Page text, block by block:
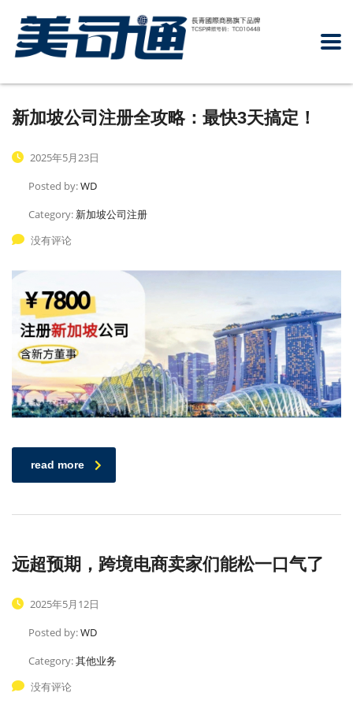
新加坡公司注册全攻略：最快3天搞定！
2025年5月23日
Posted by:WD
Category: 新加坡公司注册
没有评论
read more
远超预期，跨境电商卖家们能松一口气了
2025年5月12日
Posted by:WD
Category:其他业务
没有评论